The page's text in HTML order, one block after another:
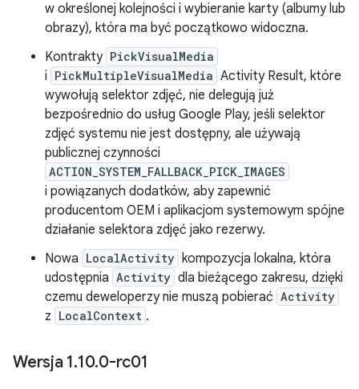
w określonej kolejności i wybieranie karty (albumy lub
obrazy), która ma być początkowo widoczna.
Kontrakty PickVisualMedia
i PickMultipleVisualMedia Activity Result, które
wywołują selektor zdjęć, nie delegują już
bezpośrednio do usług Google Play, jeśli selektor
zdjęć systemu nie jest dostępny, ale używają
publicznej czynności
ACTION_SYSTEM_FALLBACK_PICK_IMAGES
i powiązanych dodatków, aby zapewnić
producentom OEM i aplikacjom systemowym spójne
działanie selektora zdjęć jako rezerwy.
Nowa LocalActivity kompozycja lokalna, która
udostępnia Activity dla bieżącego zakresu, dzięki
czemu deweloperzy nie muszą pobierać Activity
z LocalContext .
Wersja 1.10.0-rc01